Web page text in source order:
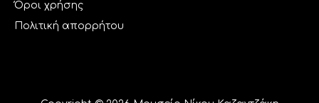
Όροι χρήσης
Πολιτική απορρήτου